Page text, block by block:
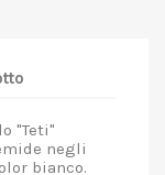
"Teti"
negli
bianco.